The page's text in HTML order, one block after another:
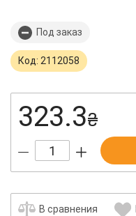
Под заказ
Код: 2112058
323.3₴
В сравнения